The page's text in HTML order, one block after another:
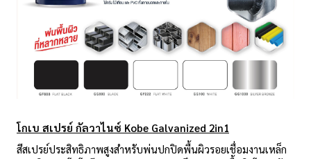
โกเบ สเปรย์ กัลวาไนซ์ Kobe Galvanized 2in1
สีสเปรย์ประสิทธิภาพสูงสำหรับพ่นปกปิดพื้นผิวรอยเชื่อมงานเหล็ก